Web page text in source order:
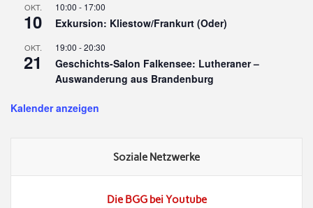
OKT.
10
10:00 - 17:00
Exkursion: Kliestow/Frankurt (Oder)
OKT.
21
19:00 -20:30
Geschichts-Salon Falkensee: Lutheraner –
Auswanderung aus Brandenburg
Kalender anzeigen
Soziale Netzwerke
Die BGG bei Youtube